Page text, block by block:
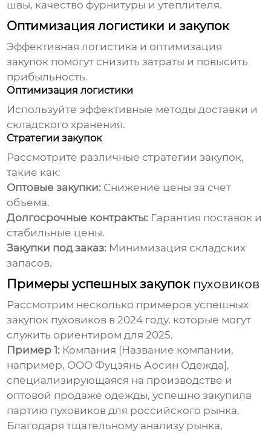
швы, качество фурнитуры и утеплителя.
Оптимизация логистики и закупок
Эффективная логистика и оптимизация
закупок помогут снизить затраты и повысить
прибыльность.
Оптимизация логистики
Используйте эффективные методы доставки и
складского хранения.
Стратегии закупок
Рассмотрите различные стратегии закупок,
такие как:
Оптовые закупки: Снижение цены за счет
объема.
Долгосрочные контракты: Гарантия поставок и
стабильные цены.
Закупки под заказ: Минимизация складских
запасов.
Примеры успешных закупок пуховиков
Рассмотрим несколько примеров успешных
закупок пуховиков в 2024 году, которые могут
служить ориентиром для 2025.
Пример 1: Компания [Название компании,
например, ООО Фуцзянь Аосин Одежда],
специализирующаяся на производстве и
оптовой продаже одежды, успешно закупила
партию пуховиков для российского рынка.
Благодаря тщательному анализу рынка,